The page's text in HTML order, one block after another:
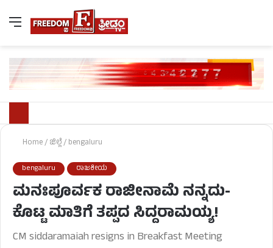
Home/ಜಿಲ್ಲೆ/bengaluru
bengaluru ರಾಜಕೀಯ
ಮನಃಪೂರ್ವಕ ರಾಜೀನಾಮೆ ನನ್ನದು-
ಕೊಟ್ಟ ಮಾತಿಗೆ ತಪ್ಪದ ಸಿದ್ದರಾಮಯ್ಯ!
CM siddaramaiah resigns in Breakfast Meeting